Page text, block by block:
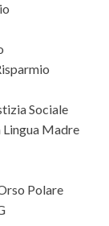
Sociale
Madre
Polare